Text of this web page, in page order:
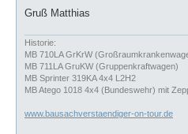
Gruß Matthias
Historie:
MB 710LA GrKrW
MB 711LA GruKW (Gruppenkraftwagen)
MB Sprinter 319KA 4x4 L2H2
MB Atego 1018 4x4 (Bundeswehr) mit
www.bausachverstaendiger-on-tour.de